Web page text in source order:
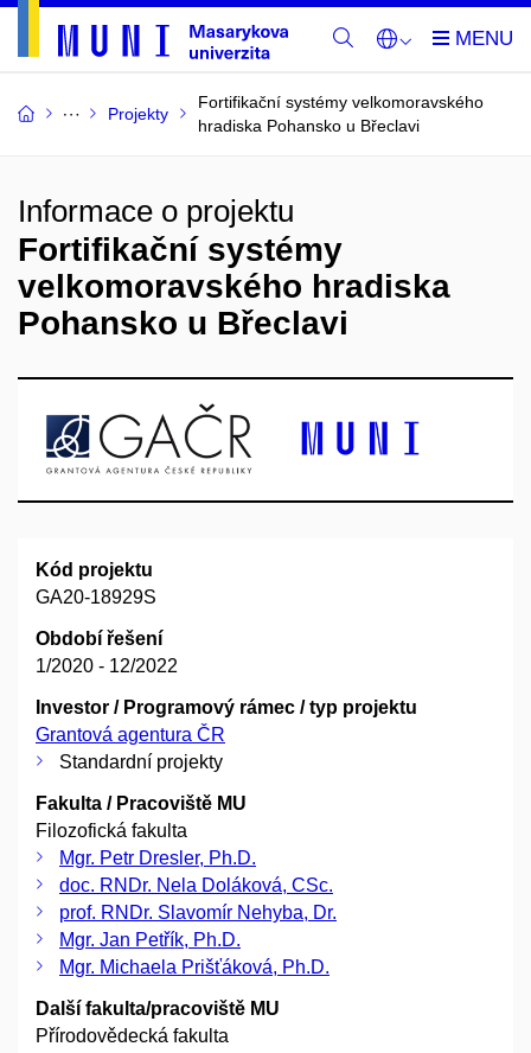
Projekty
Fortifikační systémy velkomoravského
hradiska Pohansko u Břeclavi
Informace o projektu
Fortifikační systémy
velkomoravského hradiska
Pohansko u Břeclavi
Kód projektu
GA20-18929S
Období řešení
1/2020 - 12/2022
Investor / Programový rámec / typ projektu
Grantová agentura ČR
Standardní projekty
Fakulta / Pracoviště MU
Filozofická fakulta
Mgr. Petr Dresler, Ph.D.
doc. RNDr. Nela Doláková, CSc.
prof. RNDr. Slavomír Nehyba, Dr.
Mgr. Jan Petřík, Ph.D.
Mgr. Michaela Prišťáková, Ph.D.
Další fakulta/pracoviště MU
Přírodovědecká fakulta